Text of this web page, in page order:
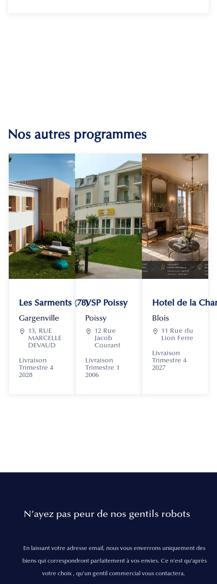
Nos autres programmes
Les Sarments (78)
Gargenville
 13, RUE
MARCELLE
DEVAUD
Livraison
Trimestre 4
2028
VSP Poissy
Poissy
 12 Rue
Jacob
Courant
Livraison
Trimestre 1
2006
Hotel de la
Blois
 11 Rue du
Lion Ferre
Livraison
Trimestre 4
2027
N’ayez pas peur de nos gentils robots
En laissant votre adresse email, nous vous enverrons uniquement des
biens qui correspondront parfaitement à vos envies. Ce n'est qu'après
votre choix , qu'un gentil commercial vous contactera.